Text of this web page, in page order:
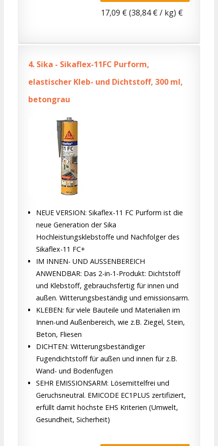
17,09 € (38,84 € / kg) €
4. Sika - Sikaflex-11FC Purform,
elastischer Kleb- und Dichtstoff, 300 ml,
betongrau
NEUE VERSION: Sikaflex-11 FC Purform ist die
neue Generation der Sika
Hochleistungsklebstoffe und Nachfolger des
Sikaflex-11 FC+
IM INNEN- UND AUSSENBEREICH
ANWENDBAR: Das 2-in-1-Produkt: Dichtstoff
und Klebstoff, gebrauchsfertig für innen und
außen. Witterungsbeständig und emissionsarm.
KLEBEN: für viele Bauteile und Materialien im
Innen-und Außenbereich, wie z.B. Ziegel, Stein,
Beton, Fliesen
DICHTEN: Witterungsbeständiger
Fugendichtstoff für außen und innen für z.B.
Wand- und Bodenfugen
SEHR EMISSIONSARM: Lösemittelfrei und
Geruchsneutral. EMICODE EC1PLUS zertifiziert,
erfüllt damit höchste EHS Kriterien (Umwelt,
Gesundheit, Sicherheit)